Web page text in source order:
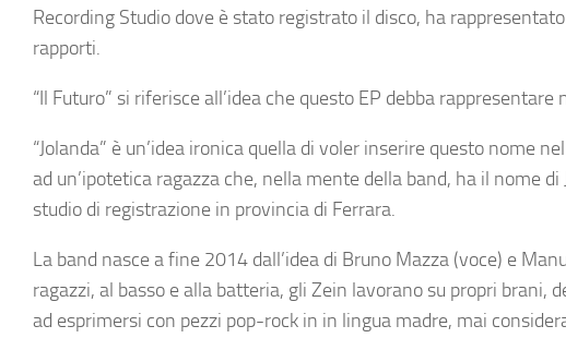
Recording Studio dove è stato registrato il disco, ha
rapporti.
“Il Futuro” si riferisce all’idea che questo EP debba
“Jolanda” è un’idea ironica quella di voler inserire questo nome
ad un’ipotetica ragazza che, nella mente della band, ha il nome
studio di registrazione in provincia di Ferrara.
La band nasce a fine 2014 dall’idea di Bruno Mazza (voce) e
ragazzi, al basso e alla batteria, gli Zein lavorano su propri
ad esprimersi con pezzi pop-rock in in lingua madre, mai